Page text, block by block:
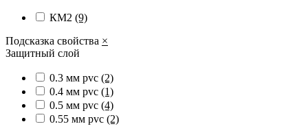
КМ2 (9)
Подсказка свойства ×
Защитный слой
0.3 мм pvc (2)
0.4 мм pvc (1)
0.5 мм pvc (4)
0.55 мм pvc (2)